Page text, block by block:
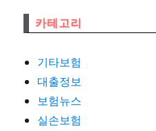
카테고리
기타보험
대출정보
보험뉴스
실손보험